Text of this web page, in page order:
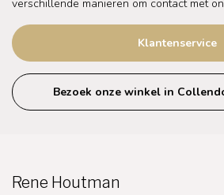
verschillende manieren om contact met
Klantenservice
Bezoek onze winkel in
Rene Houtman